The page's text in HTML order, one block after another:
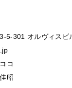
5-301 オルヴィスビ
コ
昭